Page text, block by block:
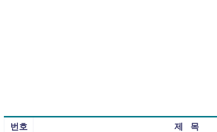
번호 제 목